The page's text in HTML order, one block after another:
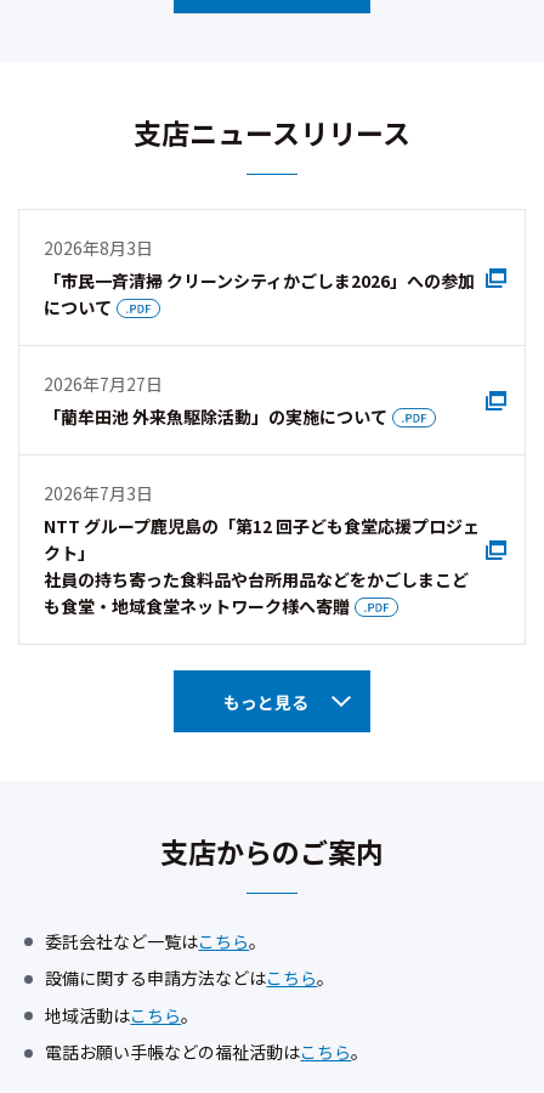
支店ニュースリリース
2026年8月3日
「市⺠⼀⻫清掃 クリーンシティかごしま2026」への参加
について
2026年7月27日
「藺牟⽥池 外来魚駆除活動」の実施について
2026年7月3日
NTT グループ⿅児島の「第12 回子ども食堂応援プロジェ
クト」
社員の持ち寄った食料品や台所⽤品などをかごしまこど
も食堂・地域食堂ネットワーク様へ寄贈
もっと見る
支店からのご案内
委託会社など一覧はこちら。
設備に関する申請方法などはこちら。
地域活動はこちら。
電話お願い手帳などの福祉活動はこちら。